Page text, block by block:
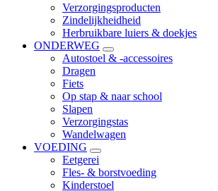
Verzorgingsproducten
Zindelijkheidheid
Herbruikbare luiers & doekjes
ONDERWEG
Autostoel & -accessoires
Dragen
Fiets
Op stap & naar school
Slapen
Verzorgingstas
Wandelwagen
VOEDING
Eetgerei
Fles- & borstvoeding
Kinderstoel